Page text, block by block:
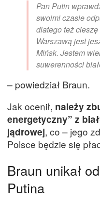
Pan Putin
swoimi czasie
dlatego też
Warszawą jest
Mińsk. Jestem
suwerenności
– powiedział Braun.
Jak ocenił, należy
energetyczny” z
jądrowej, co – jego
Polsce będzie się
Braun unikał
Putina